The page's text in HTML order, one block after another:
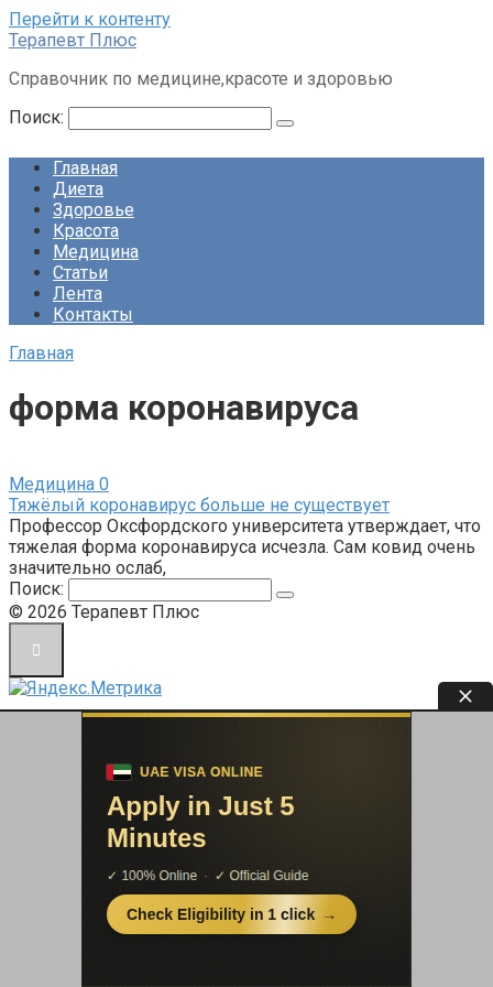
Перейти к контенту
Терапевт Плюс
Справочник по медицине,красоте и здоровью
Поиск:
Главная
Диета
Здоровье
Красота
Медицина
Статьи
Лента
Контакты
Главная
форма коронавируса
Медицина 0
Тяжёлый коронавирус больше не существует
Профессор Оксфордского университета утверждает, что
тяжелая форма коронавируса исчезла. Сам ковид очень
значительно ослаб,
Поиск:
© 2026 Терапевт Плюс